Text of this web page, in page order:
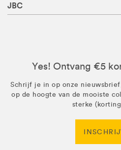
JBC
Yes! Ontvang €5
Schrijf je in op onze
op de hoogte van de mooiste
sterke